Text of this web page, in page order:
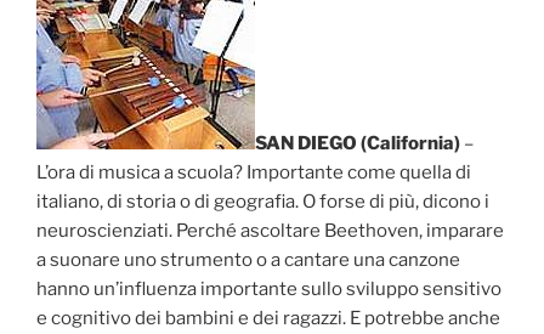
SAN DIEGO (California) –
L’ora di musica a scuola? Importante come quella di
italiano, di storia o di geografia. O forse di più, dicono i
neuroscienziati. Perché ascoltare Beethoven, imparare
a suonare uno strumento o a cantare una canzone
hanno un’influenza importante sullo sviluppo sensitivo
e cognitivo dei bambini e dei ragazzi. E potrebbe anche